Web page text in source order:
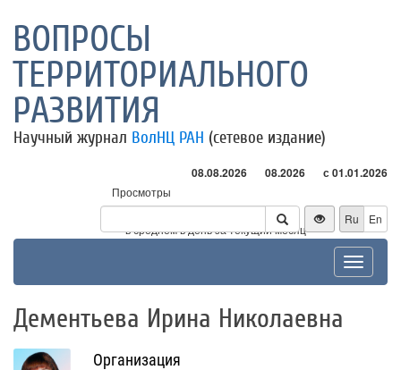
ВОПРОСЫ
ТЕРРИТОРИАЛЬНОГО
РАЗВИТИЯ
Научный журнал ВолНЦ РАН (сетевое издание)
08.08.2026 08.2026 с 01.01.2026
Просмотры
Посетители
* - в среднем в день за текущий месяц
Ru En
Toggle
Дементьева Ирина Николаевна
Организация